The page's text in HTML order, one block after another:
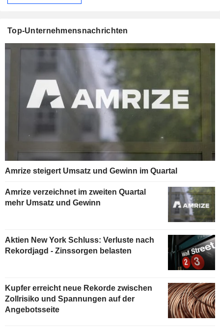
Top-Unternehmensnachrichten
Amrize steigert Umsatz und Gewinn im Quartal
Amrize verzeichnet im zweiten Quartal
mehr Umsatz und Gewinn
Aktien New York Schluss: Verluste nach
Rekordjagd - Zinssorgen belasten
Kupfer erreicht neue Rekorde zwischen
Zollrisiko und Spannungen auf der
Angebotsseite